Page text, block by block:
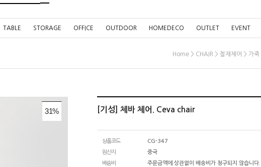
TABLE STORAGE OFFICE OUTDOOR HOMEDECO OUTLET EVENT
Home > CHAIR > 철재체어 > 가죽
31% [기성] 체바 체어. Ceva chair
상품코드
CG-347
원산지
중국
배송비
주문금액에 상관없이 배송비가 청구되지 않습니다.